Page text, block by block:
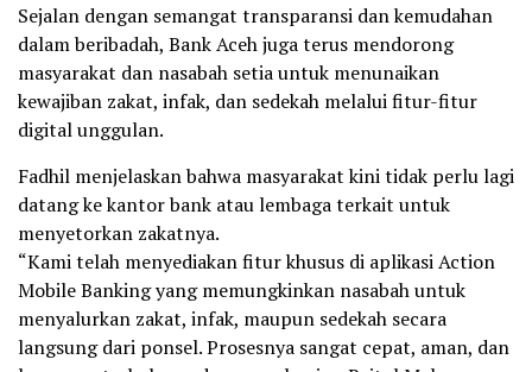
Sejalan dengan semangat transparansi dan kemudahan
dalam beribadah, Bank Aceh juga terus mendorong
masyarakat dan nasabah setia untuk menunaikan
kewajiban zakat, infak, dan sedekah melalui fitur-fitur
digital unggulan.
Fadhil menjelaskan bahwa masyarakat kini tidak perlu lagi
datang ke kantor bank atau lembaga terkait untuk
menyetorkan zakatnya.
“Kami telah menyediakan fitur khusus di aplikasi Action
Mobile Banking yang memungkinkan nasabah untuk
menyalurkan zakat, infak, maupun sedekah secara
langsung dari ponsel. Prosesnya sangat cepat, aman, dan